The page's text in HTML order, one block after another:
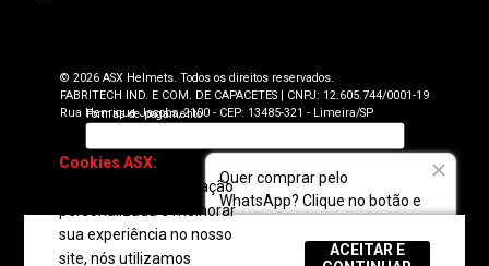
© 2026 ASX Helmets. Todos os direitos reservados.
FABRITECH IND. E COM. DE CAPACETES | CNPJ: 12.605.744/0001-19
Rua Henrique Jacobs, 2100 - CEP: 13485-321 - Limeira/SP
Quer comprar pelo
WhatsApp? Clique no botão e
Cookies ASX:
oferecer uma navegação
personalizada e melhorar
sua experiência no nosso
site, nós utilizamos
ACEITAR E